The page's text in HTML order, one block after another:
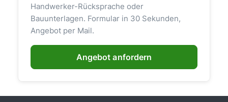
Handwerker-Rücksprache oder
Bauunterlagen. Formular in 30 Sekunden,
Angebot per Mail.
Angebot anfordern